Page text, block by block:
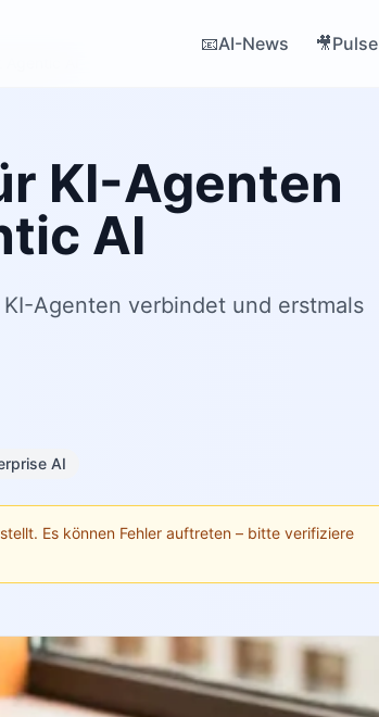
📧AI-News 🎥Pulse
AI
KI-Agenten
AI
Agenten verbindet und erstmals
AI
Es können Fehler auftreten – bitte verifiziere